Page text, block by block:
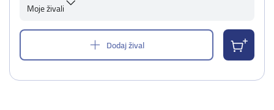
Moje živali
Dodaj žival